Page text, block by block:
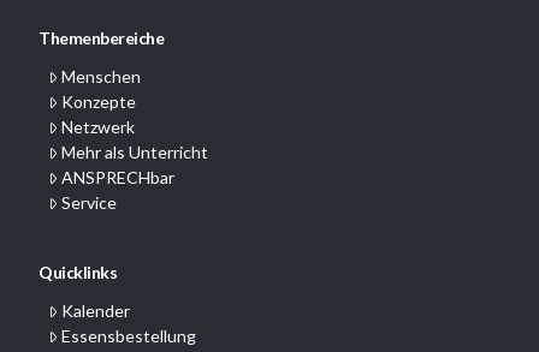
Themenbereiche
Menschen
Konzepte
Netzwerk
Mehr als Unterricht
ANSPRECHbar
Service
Quicklinks
Kalender
Essensbestellung